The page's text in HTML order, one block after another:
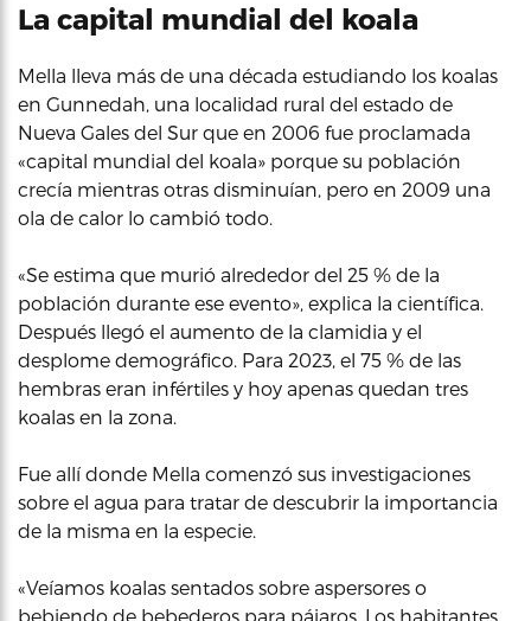
La capital mundial del koala
Mella lleva más de una década estudiando los koalas
en Gunnedah, una localidad rural del estado de
Nueva Gales del Sur que en 2006 fue proclamada
«capital mundial del koala» porque su población
crecía mientras otras disminuían, pero en 2009 una
ola de calor lo cambió todo.
«Se estima que murió alrededor del 25 % de la
población durante ese evento», explica la científica.
Después llegó el aumento de la clamidia y el
desplome demográfico. Para 2023, el 75 % de las
hembras eran infértiles y hoy apenas quedan tres
koalas en la zona.
Fue allí donde Mella comenzó sus investigaciones
sobre el agua para tratar de descubrir la importancia
de la misma en la especie.
«Veíamos koalas sentados sobre aspersores o
bebiendo de bebederos para pájaros. Los habitantes